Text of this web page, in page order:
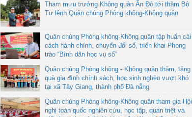
Tham mưu trưởng Không quân Ấn Độ tới thăm Bộ
Tư lệnh Quân chủng Phòng không-Không quân
Quân chủng Phòng không-Không quân tập huấn cải
cách hành chính, chuyển đổi số, triển khai Phong
trào “Bình dân học vụ số”
Quân chủng Phòng không - Không quân thăm, tặng
quà gia đình chính sách, học sinh nghèo vượt khó
tại xã Tây Giang, thành phố Đà nẵng
Quân chủng Phòng không-Không quân tham gia Hội
nghị toàn quốc nghiên cứu, học tập, quán triệt và